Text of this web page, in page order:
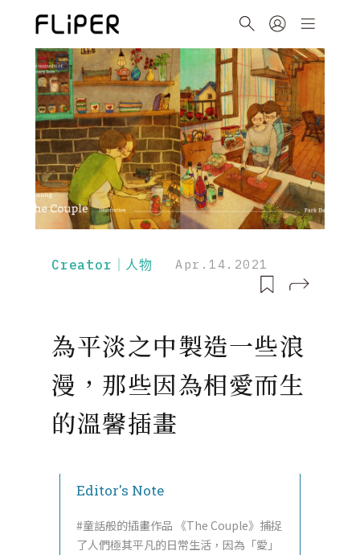
Creator｜人物 Apr.14.2021
為平淡之中製造一些浪
漫，那些因為相愛而生
的溫馨插畫
Editor's Note
#童話般的插畫作品 《The Couple》捕捉
了人們極其平凡的日常生活，因為「愛」